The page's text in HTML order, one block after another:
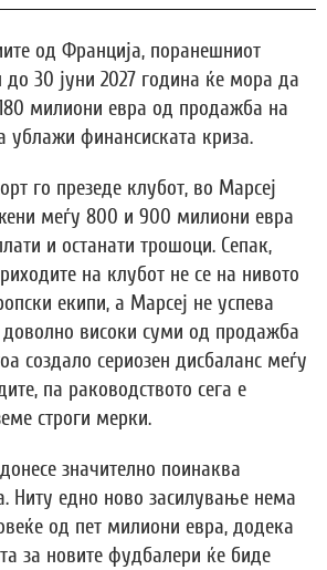
од Франција, поранешниот
30 јуни 2027 година ќе мора да
милиони евра од продажба на
ублажи финансиската криза.
го презеде клубот, во Марсеј
меѓу 800 и 900 милиони евра
и останати трошоци. Сепак,
на клубот не се на нивото
екипи, а Марсеј не успева
доволно високи суми од продажба
создало сериозен дисбаланс меѓу
па раководството сега е
строги мерки.
значително поинаква
Ниту едно ново засилување нема
од пет милиони евра, додека
за новите фудбалери ќе биде